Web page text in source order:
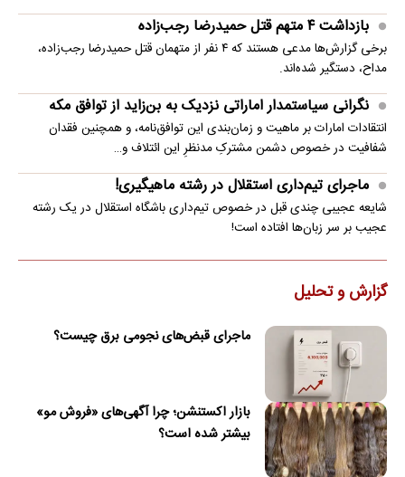
بازداشت ۴ متهم قتل حمیدرضا رجب‌زاده
برخی گزارش‌ها مدعی هستند که ۴ نفر از متهمان قتل حمیدرضا رجب‌زاده،
مداح، دستگیر شده‌اند.
نگرانی سیاستمدار اماراتی نزدیک به بن‌زاید از توافق مکه
انتقادات امارات بر ماهیت و زمان‌بندی این توافق‌نامه، و همچنین فقدان
شفافیت در خصوص دشمن مشترکِ مدنظرِ این ائتلاف و…
ماجرای تیم‌داری استقلال در رشته ماهیگیری!
شایعه عجیبی چندی قبل در خصوص تیم‌داری باشگاه استقلال در یک رشته
عجیب بر سر زبان‌ها افتاده است!
گزارش و تحلیل
ماجرای قبض‌های نجومی برق چیست؟
بازار اکستنشن؛ چرا آگهی‌های «فروش مو»
بیشتر شده است؟